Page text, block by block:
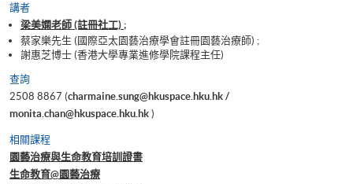
講者
梁美嫻老師 (註冊社工) ;
蔡家樂先生 (國際亞太園藝治療學會註冊園藝治療師) ;
謝惠芝博士 (香港大學專業進修學院課程主任)
查詢
2508 8867 (charmaine.sung@hkuspace.hku.hk /
monita.chan@hkuspace.hku.hk )
相關課程
園藝治療與生命教育培訓證書
生命教育@園藝治療